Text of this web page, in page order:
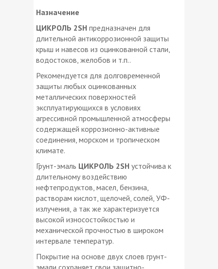
Назначение
ЦИКРОЛЬ 2SH предназначен для
длительной антикоррозионной защиты
крыш и навесов из оцинкованной стали,
водостоков, желобов и т.п..
Рекомендуется для долговременной
защиты любых оцинкованных
металлических поверхностей
эксплуатирующихся в условиях
агрессивной промышленной атмосферы
содержащей коррозионно-активные
соединения, морском и тропическом
климате.
Грунт-эмаль ЦИКРОЛЬ 2SH устойчива к
длительному воздействию
нефтепродуктов, масел, бензина,
растворам кислот, щелочей, солей, УФ-
излучения, а так же характеризуется
высокой износостойкостью и
механической прочностью в широком
интервале температур.
Покрытие на основе двух слоев грунт-
эмали сохраняет свои защитно-